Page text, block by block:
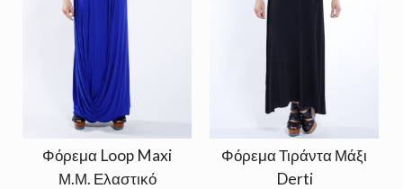
Φόρεμα Loop Maxi
Μ.Μ. Ελαστικό
Φόρεμα Τιράντα Μάξι
Derti